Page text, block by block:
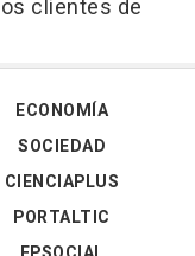
clientes de
ECONOMÍA
SOCIEDAD
CIENCIAPLUS
PORTALTIC